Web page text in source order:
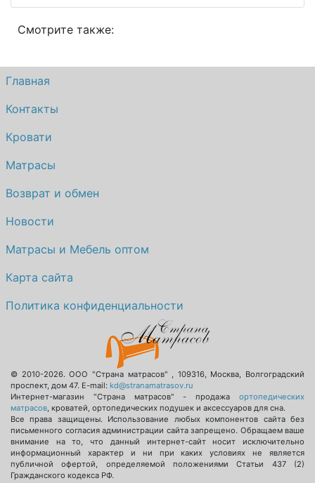
Смотрите также:
Главная
Контакты
Кровати
Матрасы
Возврат и обмен
Новости
Матрасы и Мебель оптом
Карта сайта
Политика конфиденциальности
© 2010-2026.ООО "Страна матрасов" , 109316, Москва, Волгоградский
проспект, дом 47. E-mail: kd@stranamatrasov.ru
Интернет-магазин "Страна матрасов" - продажа ортопедических
матрасов, кроватей, ортопедических подушек и аксессуаров для сна.
Все права защищены. Использование любых компонентов сайта без
письменного согласия администрации сайта запрещено. Обращаем ваше
внимание на то, что данный интернет-сайт носит исключительно
информационный характер и ни при каких условиях не является
публичной офертой, определяемой положениями Статьи 437 (2)
Гражданского кодекса РФ.